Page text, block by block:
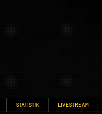
STATISTIK LIVESTREAM